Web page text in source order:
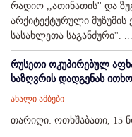
რადიო ,,ათინათის'' და
არქიტექტურული
სასახლეთა საგანძური''. ...
რუსეთი ოკუპირებულ
საზღვრის დადგენას
ახალი ამბები
თარიღი: ოთხშაბათი, 15